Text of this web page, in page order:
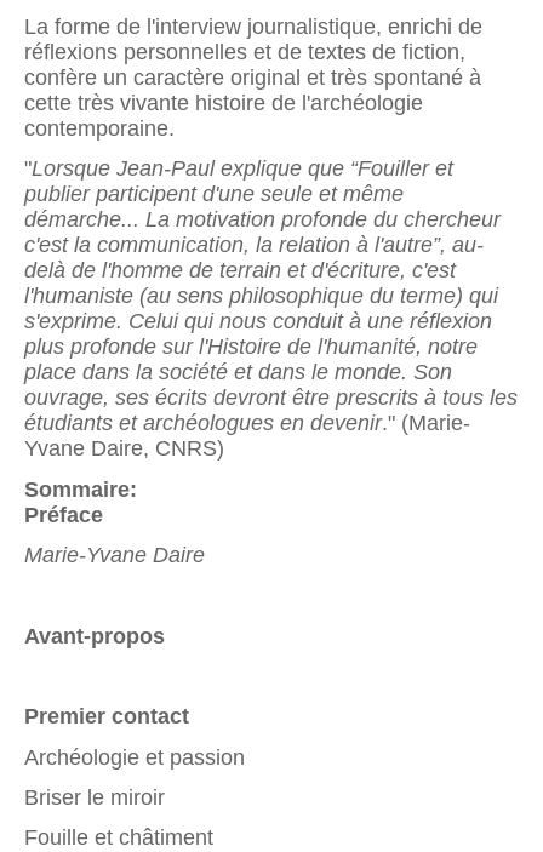
La forme de l'interview journalistique, enrichi de
réflexions personnelles et de textes de fiction,
confère un caractère original et très spontané à
cette très vivante histoire de l'archéologie
contemporaine.
"Lorsque Jean-Paul explique que “Fouiller et
publier participent d'une seule et même
démarche... La motivation profonde du chercheur
c'est la communication, la relation à l'autre”, au-
delà de l'homme de terrain et d'écriture, c'est
l'humaniste (au sens philosophique du terme) qui
s'exprime. Celui qui nous conduit à une réflexion
plus profonde sur l'Histoire de l'humanité, notre
place dans la société et dans le monde. Son
ouvrage, ses écrits devront être prescrits à tous les
étudiants et archéologues en devenir." (Marie-
Yvane Daire, CNRS)
Sommaire:
Préface
Marie-Yvane Daire
Avant-propos
Premier contact
Archéologie et passion
Briser le miroir
Fouille et châtiment